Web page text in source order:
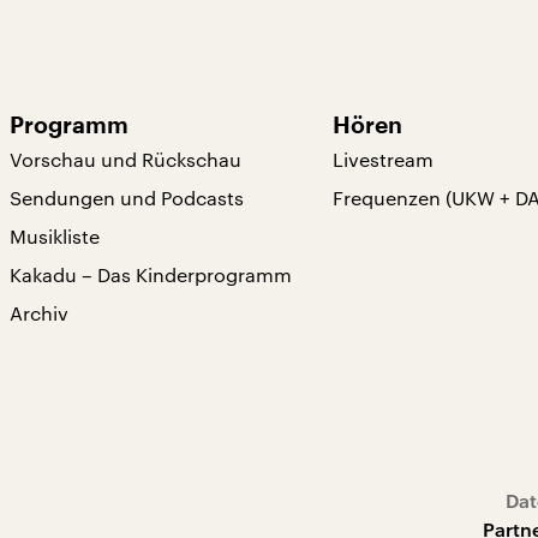
Programm
Vorschau und Rückschau
Sendungen und Podcasts
Musikliste
Kakadu – Das Kinderprogramm
Archiv
Hören
Livestream
Frequenzen (UKW +